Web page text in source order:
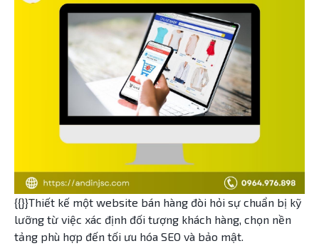
{{}}Thiết kế một website bán hàng đòi hỏi sự chuẩn bị kỹ
lưỡng từ việc xác định đối tượng khách hàng, chọn nền
tảng phù hợp đến tối ưu hóa SEO và bảo mật.